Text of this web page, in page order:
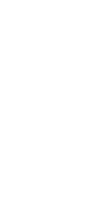
10/2018